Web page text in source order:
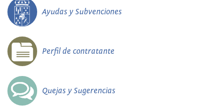
Ayudas y Subvenciones
Perfil de contratante
Quejas y Sugerencias